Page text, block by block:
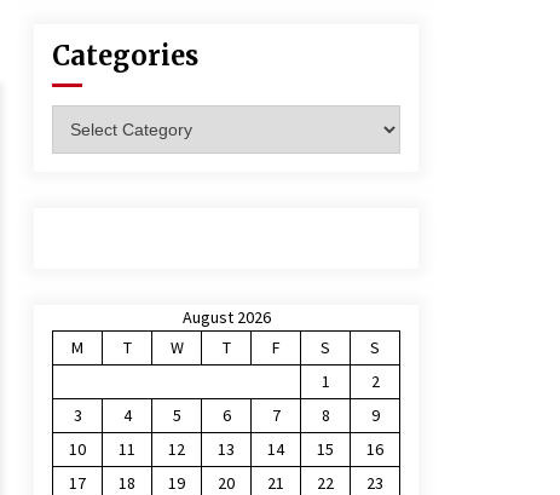
Categories
August 2026
M
T W T F S
S
1
2
3
4 5 6 7 8
9
10
11 12 13 14 15
16
17
18 19 20 21 22
23